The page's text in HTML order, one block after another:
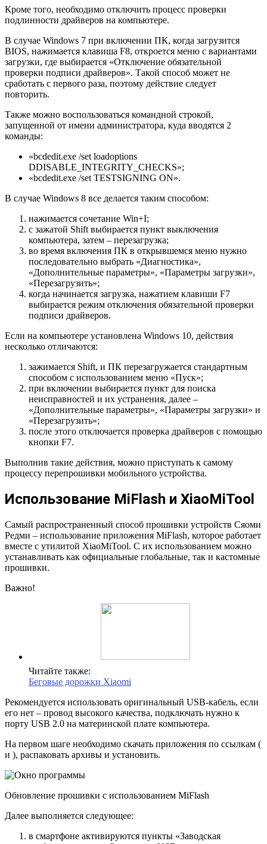
Кроме того, необходимо отключить процесс проверки
подлинности драйверов на компьютере.
В случае Windows 7 при включении ПК, когда загрузится
BIOS, нажимается клавиша F8, откроется меню с вариантами
загрузки, где выбирается «Отключение обязательной
проверки подписи драйверов». Такой способ может не
сработать с первого раза, поэтому действие следует
повторить.
Также можно воспользоваться командной строкой,
запущенной от имени администратора, куда вводятся 2
команды:
«bcdedit.exe /set loadoptions
DDISABLE_INTEGRITY_CHECKS»;
«bcdedit.exe /set TESTSIGNING ON».
В случае Windows 8 все делается таким способом:
нажимается сочетание Win+I;
с зажатой Shift выбирается пункт выключения
компьютера, затем – перезагрузка;
во время включения ПК в открывшемся меню нужно
последовательно выбрать «Диагностика»,
«Дополнительные параметры», «Параметры загрузки»,
«Перезагрузить»;
когда начинается загрузка, нажатием клавиши F7
выбирается режим отключения обязательной проверки
подписи драйверов.
Если на компьютере установлена Windows 10, действия
несколько отличаются:
зажимается Shift, и ПК перезагружается стандартным
способом с использованием меню «Пуск»;
при включении выбирается пункт для поиска
неисправностей и их устранения, далее –
«Дополнительные параметры», «Параметры загрузки» и
«Перезагрузить»;
после этого отключается проверка драйверов с помощью
кнопки F7.
Выполнив такие действия, можно приступать к самому
процессу перепрошивки мобильного устройства.
Использование MiFlash и XiaoMiTool
Самый распространенный способ прошивки устройств Сяоми
Редми – использование приложения MiFlash, которое работает
вместе с утилитой XiaoMiTool. С их использованием можно
устанавливать как официальные глобальные, так и кастомные
прошивки.
Важно!
Читайте также:
Беговые дорожки Xiaomi
Рекомендуется использовать оригинальный USB-кабель, если
его нет – провод высокого качества, подключать нужно к
порту USB 2.0 на материнской плате компьютера.
На первом шаге необходимо скачать приложения по ссылкам (
и ), распаковать архивы и установить.
Обновление прошивки с использованием MiFlash
Далее выполняется следующее:
в смартфоне активируются пункты «Заводская